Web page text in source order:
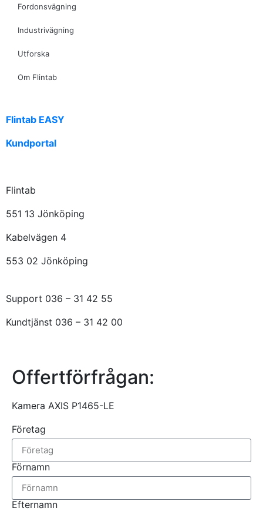
Fordonsvägning
Industrivägning
Utforska
Om Flintab
Flintab EASY
Kundportal
Flintab
551 13 Jönköping
Kabelvägen 4
553 02 Jönköping
Support 036 – 31 42 55
Kundtjänst 036 – 31 42 00
Offertförfrågan:
Kamera AXIS P1465-LE
Företag
Förnamn
Efternamn